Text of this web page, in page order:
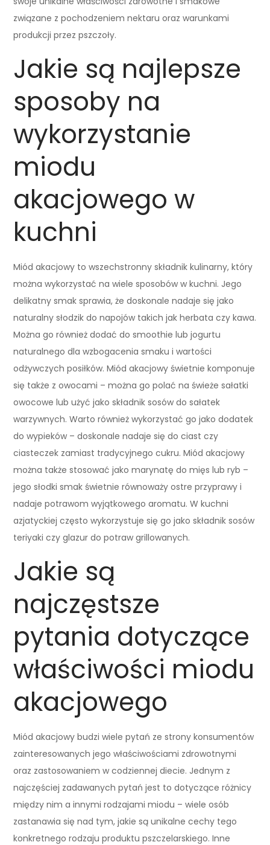
związane z pochodzeniem nektaru oraz warunkami
produkcji przez pszczoły.
Jakie są najlepsze
sposoby na
wykorzystanie
miodu
akacjowego w
kuchni
Miód akacjowy to wszechstronny składnik kulinarny, który
można wykorzystać na wiele sposobów w kuchni. Jego
delikatny smak sprawia, że doskonale nadaje się jako
naturalny słodzik do napojów takich jak herbata czy kawa.
Można go również dodać do smoothie lub jogurtu
naturalnego dla wzbogacenia smaku i wartości
odżywczych posiłków. Miód akacjowy świetnie komponuje
się także z owocami – można go polać na świeże sałatki
owocowe lub użyć jako składnik sosów do sałatek
warzywnych. Warto również wykorzystać go jako dodatek
do wypieków – doskonale nadaje się do ciast czy
ciasteczek zamiast tradycyjnego cukru. Miód akacjowy
można także stosować jako marynatę do mięs lub ryb –
jego słodki smak świetnie równoważy ostre przyprawy i
nadaje potrawom wyjątkowego aromatu. W kuchni
azjatyckiej często wykorzystuje się go jako składnik sosów
teriyaki czy glazur do potraw grillowanych.
Jakie są
najczęstsze
pytania dotyczące
właściwości miodu
akacjowego
Miód akacjowy budzi wiele pytań ze strony konsumentów
zainteresowanych jego właściwościami zdrowotnymi
oraz zastosowaniem w codziennej diecie. Jednym z
najczęściej zadawanych pytań jest to dotyczące różnicy
między nim a innymi rodzajami miodu – wiele osób
zastanawia się nad tym, jakie są unikalne cechy tego
konkretnego rodzaju produktu pszczelarskiego. Inne